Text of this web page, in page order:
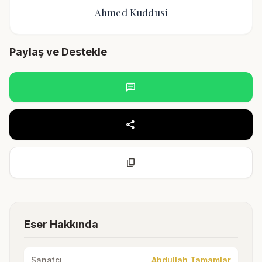
Ahmed Kuddusi
Paylaş ve Destekle
chat
share
content_copy
Eser Hakkında
Sanatçı Abdullah Tamamlar